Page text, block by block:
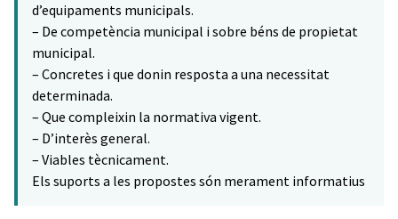
d’equipaments municipals.
– De competència municipal i sobre béns de propietat
municipal.
– Concretes i que donin resposta a una necessitat
determinada.
– Que compleixin la normativa vigent.
– D’interès general.
– Viables tècnicament.
Els suports a les propostes són merament informatius